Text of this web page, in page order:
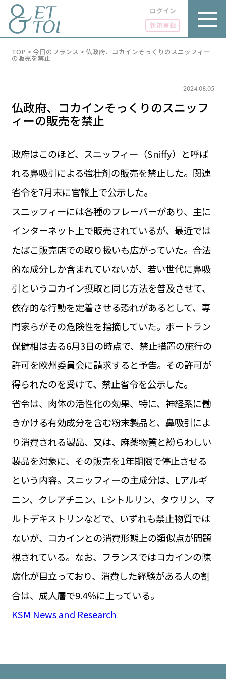
ログイン
新規登録
LUXE
グルメ
LIFE STYLE
ビジネス・キャリア
INFOS PRATIQUES
TAG
タグ
#パリ
#お土産 #トリビア
#データで読み解くフランス
#フランスの教育制度
#アプリ
#いざという時に
#カルカッソンヌ Carcassonne
#サステナブル
#フランス生活
#レシピ #ビューティー
#コスメ
#アルザス地方
#フランスの地方 #フロマージュ
#おでかけ
PARIS 14℃ / 12℃
FR 20:00 ／ JP 03:00
1€＝182.51円
お問い合わせ
運営会社
サイトポリシー
TOP > 今日のフランス > 仏政府、コカインそっくりのスニッフィー
の販売を禁止
2024.08.05
仏政府、コカインそっくりのスニッフ
ィーの販売を禁止
政府はこのほど、スニッフィー（Sniffy）と呼ば
れる鼻吸引による強壮剤の販売を禁止した。関連
省令を7月末に官報上で公示した。
スニッフィーには各種のフレーバーがあり、主に
インターネット上で販売されているが、最近では
たばこ販売店での取り扱いも広がっていた。合法
的な成分しか含まれていないが、若い世代に鼻吸
引というコカイン摂取と同じ方法を普及させて、
依存的な行動を定着させる恐れがあるとして、専
門家らがその危険性を指摘していた。ボートラン
保健相は去る6月3日の時点で、禁止措置の施行の
許可を欧州委員会に請求すると予告。その許可が
得られたのを受けて、禁止省令を公示した。
省令は、肉体の活性化の効果、特に、神経系に働
きかける有効成分を含む粉末製品と、鼻吸引によ
り消費される製品、又は、麻薬物質と紛らわしい
製品を対象に、その販売を1年期限で停止させる
という内容。スニッフィーの主成分は、Lアルギ
ニン、クレアチニン、Lシトルリン、タウリン、マ
ルトデキストリンなどで、いずれも禁止物質では
ないが、コカインとの消費形態上の類似点が問題
視されている。なお、フランスではコカインの陳
腐化が目立っており、消費した経験がある人の割
合は、成人層で9.4％に上っている。
KSM News and Research